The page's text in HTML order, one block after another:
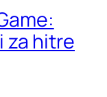
za hitre